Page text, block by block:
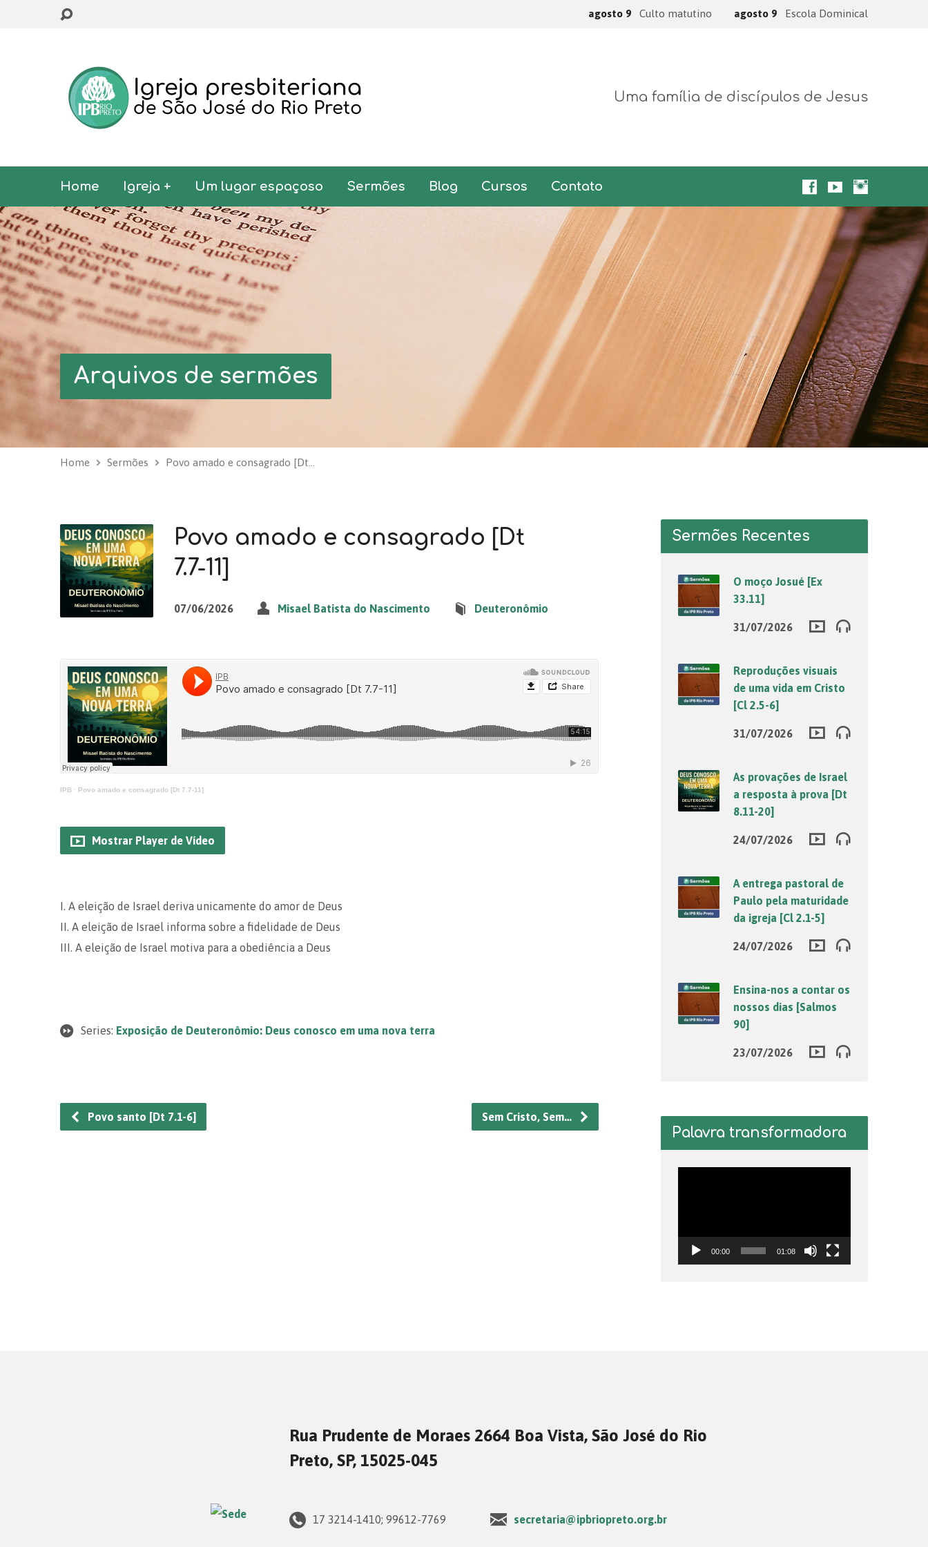
agosto 9 Culto matutino agosto 9 Escola Dominical
Uma família de discípulos de Jesus
Home Igreja + Um lugar espaçoso Sermões Blog Cursos Contato
Arquivos de sermões
Home Sermões Povo amado e consagrado [Dt…
Povo amado e consagrado [Dt
7.7-11]
07/06/2026 Misael Batista do Nascimento Deuteronômio
IPB · Povo amado e consagrado [Dt 7.7-11]
Mostrar Player de Vídeo
I. A eleição de Israel deriva unicamente do amor de Deus
II. A eleição de Israel informa sobre a fidelidade de Deus
III. A eleição de Israel motiva para a obediência a Deus
Series: Exposição de Deuteronômio: Deus conosco em uma nova terra
Povo santo [Dt 7.1-6] Sem Cristo, Sem…
Sermões Recentes
O moço Josué [Ex
33.11]
31/07/2026
Reproduções visuais
de uma vida em Cristo
[Cl 2.5-6]
31/07/2026
As provações de Israel
a resposta à prova [Dt
8.11-20]
24/07/2026
A entrega pastoral de
Paulo pela maturidade
da igreja [Cl 2.1-5]
24/07/2026
Ensina-nos a contar os
nossos dias [Salmos
90]
23/07/2026
Palavra transformadora
00:00 01:08
Rua Prudente de Moraes 2664 Boa Vista, São José do Rio
Preto, SP, 15025-045
17 3214-1410; 99612-7769 secretaria@ipbriopreto.org.br